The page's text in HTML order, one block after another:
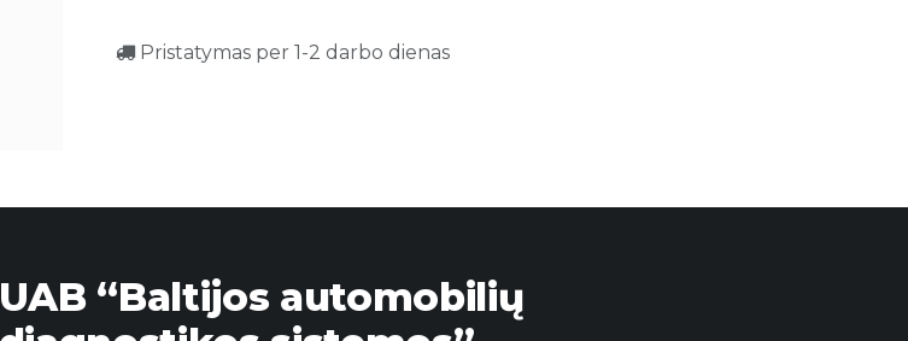
Pristatymas per 1-2 darbo dienas
UAB “Baltijos automobilių